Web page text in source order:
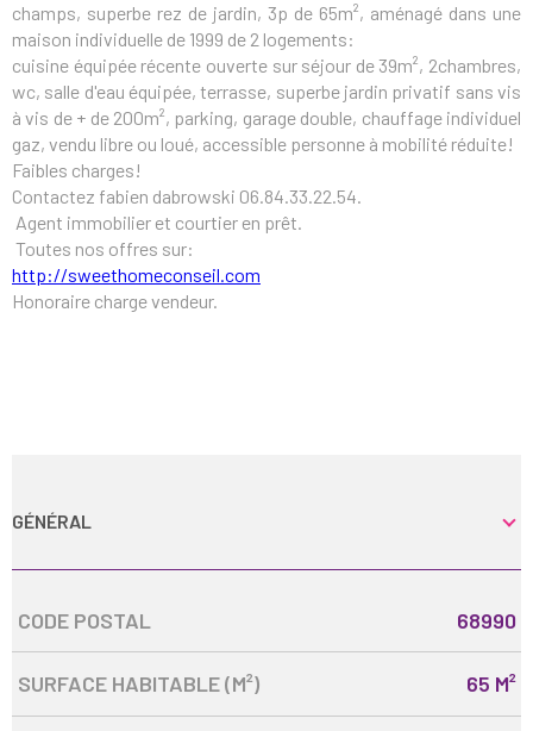
champs, superbe rez de jardin, 3p de 65m², aménagé dans une
maison individuelle de 1999 de 2 logements:
cuisine équipée récente ouverte sur séjour de 39m², 2chambres,
wc, salle d'eau équipée, terrasse, superbe jardin privatif sans vis
à vis de + de 200m², parking, garage double, chauffage individuel
gaz, vendu libre ou loué, accessible personne à mobilité réduite!
Faibles charges!
Contactez fabien dabrowski 06.84.33.22.54.
Agent immobilier et courtier en prêt.
Toutes nos offres sur:
http://sweethomeconseil.com
Honoraire charge vendeur.
GÉNÉRAL
Caractérisque Valeurs
CODE POSTAL 68990
SURFACE HABITABLE (M²) 65 M²